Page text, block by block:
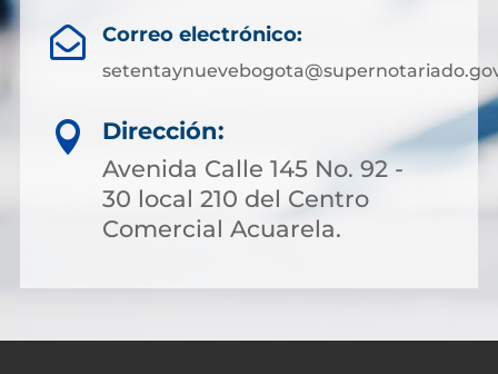
 Correo electrónico:

Dirección:
Avenida Calle 145 No. 92 -
30 local 210 del Centro
Comercial Acuarela.